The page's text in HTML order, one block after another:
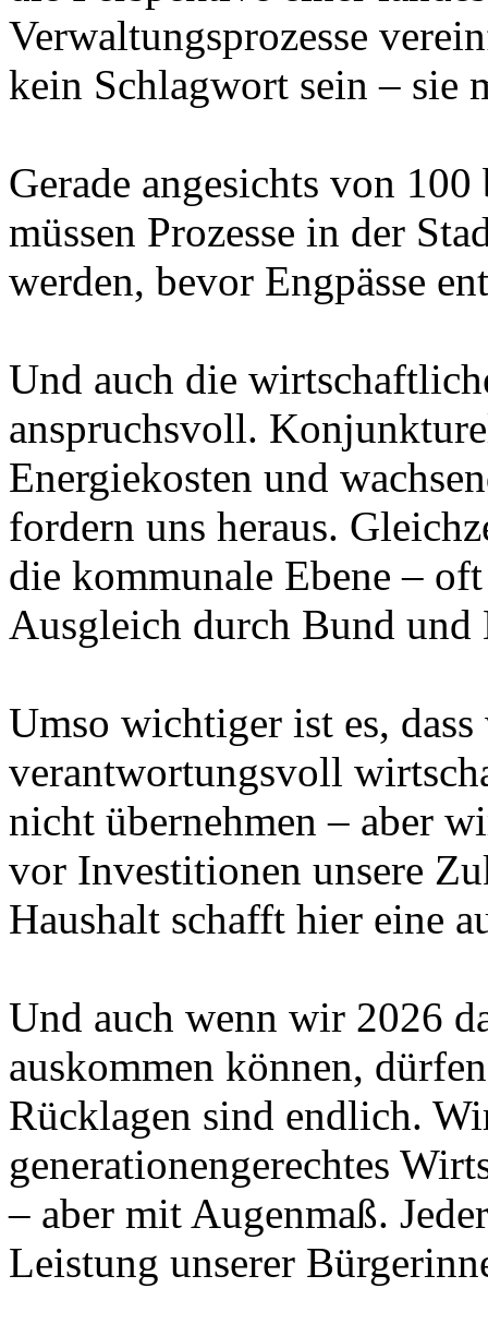
Verwaltungsprozesse
kein Schlagwort sein – sie
Gerade angesichts von
müssen Prozesse in der
werden, bevor Engpässe
Und auch die
anspruchsvoll.
Energiekosten und
fordern uns heraus.
die kommunale Ebene –
Ausgleich durch Bund und
Umso wichtiger ist es,
verantwortungsvoll
nicht übernehmen – aber
vor Investitionen unsere
Haushalt schafft hier eine
Und auch wenn wir 2026
auskommen können,
Rücklagen sind endlich.
generationengerechtes
– aber mit Augenmaß.
Leistung unserer